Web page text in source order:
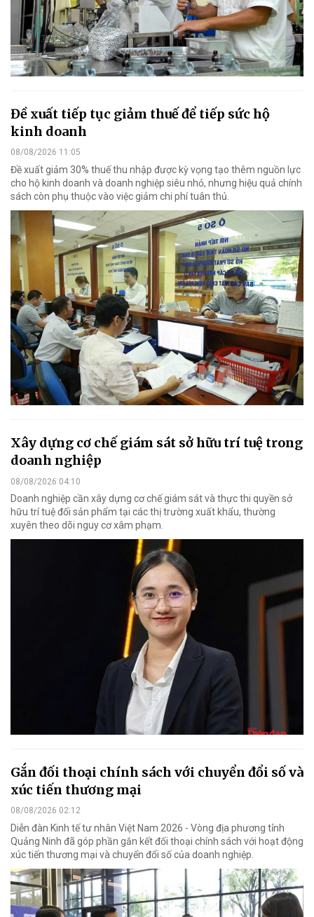
Đề xuất tiếp tục giảm thuế để tiếp sức hộ
kinh doanh
08/08/2026 11:05
Đề xuất giảm 30% thuế thu nhập được kỳ vọng tạo thêm nguồn lực
cho hộ kinh doanh và doanh nghiệp siêu nhỏ, nhưng hiệu quả chính
sách còn phụ thuộc vào việc giảm chi phí tuân thủ.
Xây dựng cơ chế giám sát sở hữu trí tuệ trong
doanh nghiệp
08/08/2026 04:10
Doanh nghiệp cần xây dựng cơ chế giám sát và thực thi quyền sở
hữu trí tuệ đối sản phẩm tại các thị trường xuất khẩu, thường
xuyên theo dõi nguy cơ xâm phạm.
Gắn đối thoại chính sách với chuyển đổi số và
xúc tiến thương mại
08/08/2026 02:12
Diễn đàn Kinh tế tư nhân Việt Nam 2026 - Vòng địa phương tỉnh
Quảng Ninh đã góp phần gắn kết đối thoại chính sách với hoạt động
xúc tiến thương mại và chuyển đổi số của doanh nghiệp.